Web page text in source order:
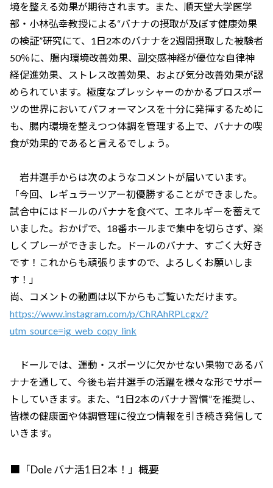
境を整える効果が期待されます。また、順天堂大学医学
部・小林弘幸教授による“バナナの摂取が及ぼす健康効果
の検証”研究にて、1日2本のバナナを2週間摂取した被験者
50％に、腸内環境改善効果、副交感神経が優位な自律神
経促進効果、ストレス改善効果、および気分改善効果が認
められています。極度なプレッシャーのかかるプロスポー
ツの世界においてパフォーマンスを十分に発揮するために
も、腸内環境を整えつつ体調を管理する上で、バナナの喫
食が効果的であると言えるでしょう。
岩井選手からは次のようなコメントが届いています。
「今回、レギュラーツアー初優勝することができました。
試合中にはドールのバナナを食べて、エネルギーを蓄えて
いました。おかげで、18番ホールまで集中を切らさず、楽
しくプレーができました。ドールのバナナ、すごく大好き
です！これからも頑張りますので、よろしくお願いしま
す！」
尚、コメントの動画は以下からもご覧いただけます。
https://www.instagram.com/p/ChRAhRPLcgx/?
utm_source=ig_web_copy_link
ドールでは、運動・スポーツに欠かせない果物であるバ
ナナを通して、今後も岩井選手の活躍を様々な形でサポー
トしていきます。また、“1日2本のバナナ習慣”を推奨し、
皆様の健康面や体調管理に役立つ情報を引き続き発信して
いきます。
■「Dole バナ活1日2本！」概要